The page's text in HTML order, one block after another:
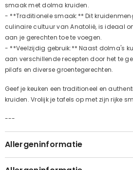
smaak met dolma kruiden.
- **Traditionele smaak:** Dit
culinaire cultuur van Anatolië, is ideaal
aan je gerechten toe te voegen.
- **Veelzijdig gebruik:** Naast dolma's
aan verschillende recepten door het te
pilafs en diverse groentegerechten.
Geef je keuken een traditioneel en
kruiden. Vrolijk je tafels op met zijn rijke
---
Allergeninformatie